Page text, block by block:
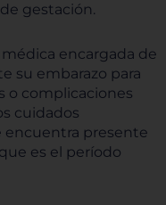
gestación.
encargada de
su embarazo para
o complicaciones
cuidados
encuentra presente
es el período